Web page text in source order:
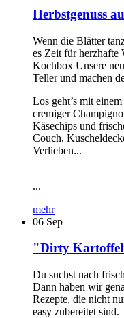
Herbstgenuss
Wenn die Blätter
es Zeit für
Kochbox Unsere
Teller und machen
Los geht’s mit
cremiger
Käsechips und
Couch,
Verlieben...
...
mehr
06 Sep
"Dirty
Du suchst nach
Dann haben wir
Rezepte, die nicht
easy zubereitet sind.